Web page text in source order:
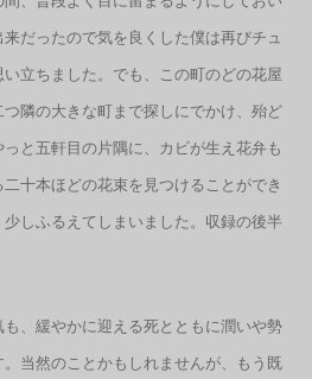
だったので気を良くした僕は再びチュ
立ちました。でも、この町のどの花屋
隣の大きな町まで探しにでかけ、殆ど
と五軒目の片隅に、カビが生え花弁も
十本ほどの花束を見つけることができ
しふるえてしまいました。収録の後半
、緩やかに迎える死とともに潤いや勢
当然のことかもしれませんが、もう既